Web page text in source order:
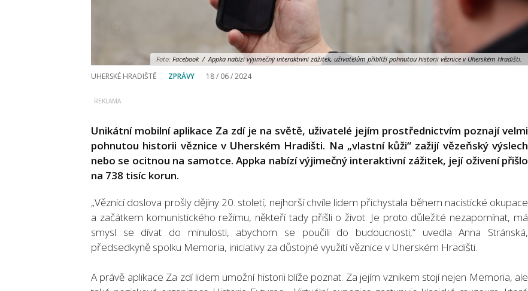
Foto: Facebook / Appka nabízí výjimečný interaktivní zážitek, uživatelům přiblíží pohnutou historii věznice v Uherském Hradišti.
UHERSKÉ HRADIŠTĚ ZPRÁVY 18 / 06 / 2024
Unikátní mobilní aplikace Za zdí je na světě, uživatelé jejím prostřednictvím poznají velmi
pohnutou historii věznice v Uherském Hradišti. Na „vlastní kůži“ zažijí vězeňský výslech
nebo se ocitnou na samotce. Appka nabízí výjimečný interaktivní zážitek, její oživení přišlo
na 738 tisíc korun.
„Věznicí doslova prošly dějiny 20. století, nejhorší chvíle lidem přichystala během nacistické okupace
a začátkem komunistického režimu, někteří tady přišli o život. Je proto důležité nezapomínat, má
smysl se dívat do minulosti, abychom se poučili do budoucnosti,“ uvedla Anna Stránská,
předsedkyně spolku Memoria, iniciativy za důstojné využití věznice v Uherském Hradišti.
A právě aplikace Za zdí lidem umožní historii blíže poznat. Za jejím vznikem stojí nejen Memoria, ale